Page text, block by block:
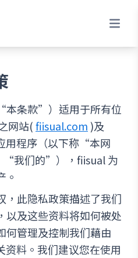
本条款”）适用于所有位
网站(fiisual.com )及
用程序（以下称“本网
们的”），fiisual 为
。
，此隐私政策描述了我们
以及这些资料将如何被处
何管理及控制我们藉由
料。我们建议您在使用